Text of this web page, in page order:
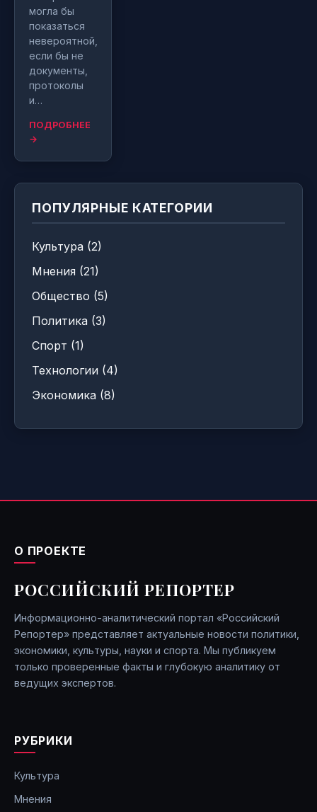
могла бы
показаться
невероятной,
если бы не
документы,
протоколы
и…
ПОДРОБНЕЕ
→
ПОПУЛЯРНЫЕ КАТЕГОРИИ
Культура (2)
Мнения (21)
Общество (5)
Политика (3)
Спорт (1)
Технологии (4)
Экономика (8)
О ПРОЕКТЕ
РОССИЙСКИЙ РЕПОРТЕР
Информационно-аналитический портал «Российский
Репортер» представляет актуальные новости политики,
экономики, культуры, науки и спорта. Мы публикуем
только проверенные факты и глубокую аналитику от
ведущих экспертов.
РУБРИКИ
Культура
Мнения